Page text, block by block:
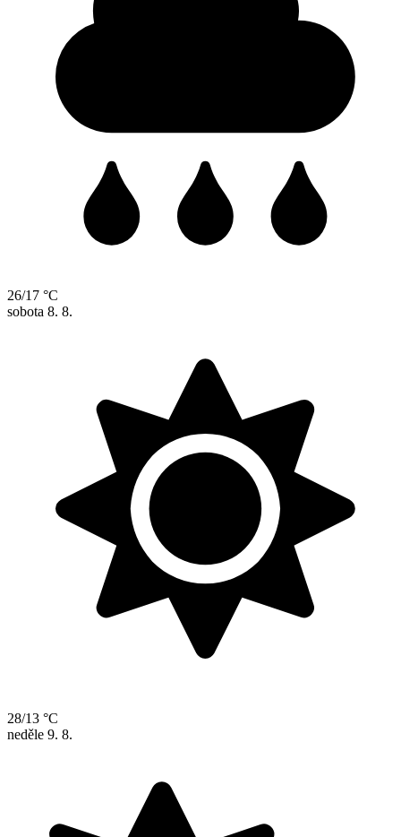
26/17 °C
sobota 8. 8.
28/13 °C
neděle 9. 8.